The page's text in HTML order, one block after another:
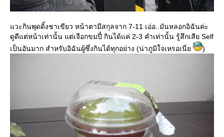
วะกินพุดดิ้งชาเขียว หน้าตามีสกุลจาก 7-11 เอ่อ..มันหลอกอิฉันค่ะ
ดูดีแต่หน้าเท่านั้น แต่เจือกขมปี๋ กินได้แค่ 2-3 คำเท่านั้น รู้สึกเสีย Self
เป็นอันมาก สำหรับอิฉันผู้ซึ่งกินได้ทุกอย่าง (น่าภูมิใจเหรอเนี่
)